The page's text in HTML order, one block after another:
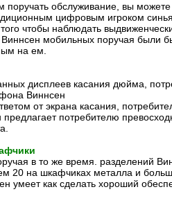
поручать обслуживание, вы
цифровым игроком
чтобы наблюдать
мобильных поручая были
на ем.
дисплеев касания дюйма,
Виннсен
от экрана касания,
потребителю
в то же время. разделений
20 на шкафчиках металла и
умеет как сделать хороший